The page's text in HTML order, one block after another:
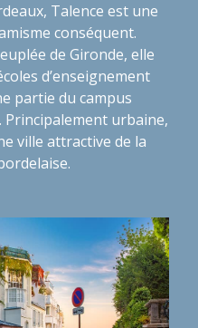
Talence est une
conséquent.
de Gironde, elle
d’enseignement
partie du campus
urbaine,
ville attractive de la